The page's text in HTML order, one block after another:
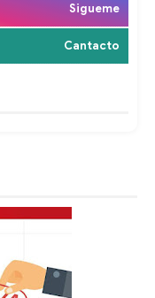
Sigueme
Cantacto